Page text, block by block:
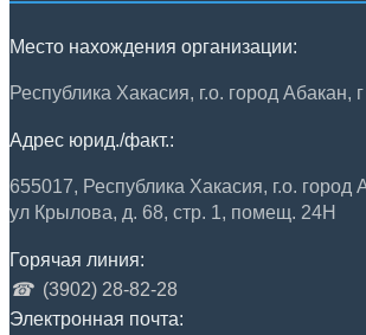
Место нахождения организации:
Республика Хакасия, г.о. город Абакан,
Адрес юрид./факт.:
655017, Республика Хакасия, г.о. город
ул Крылова, д. 68, стр. 1, помещ. 24Н
Горячая линия:
☎ (3902) 28-82-28
Электронная почта: